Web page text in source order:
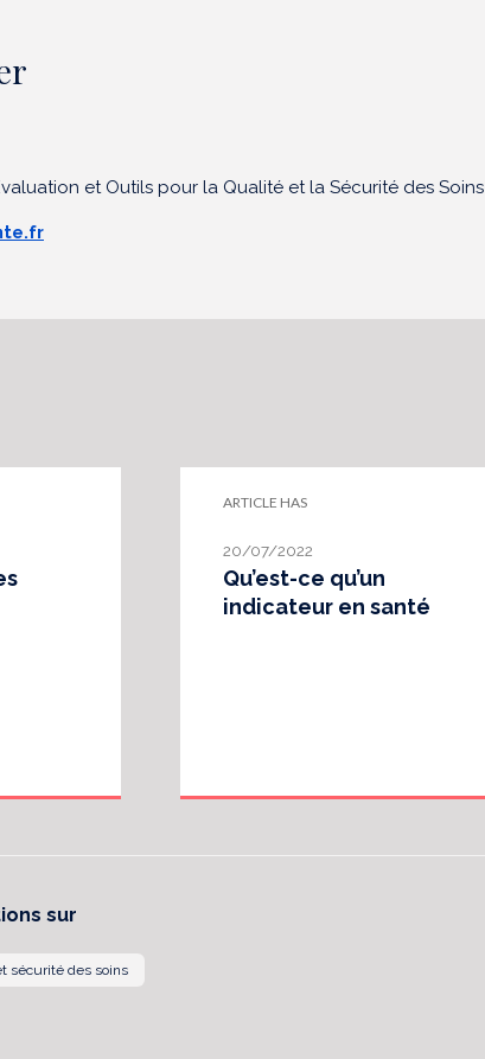
et Outils pour la Qualité et la Sécurité des Soins
ARTICLE HAS
20/07/2022
Qu’est-ce qu’un
indicateur en santé
sur
sécurité des soins